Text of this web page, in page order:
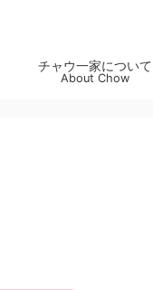
チャウ一家について
About Chow